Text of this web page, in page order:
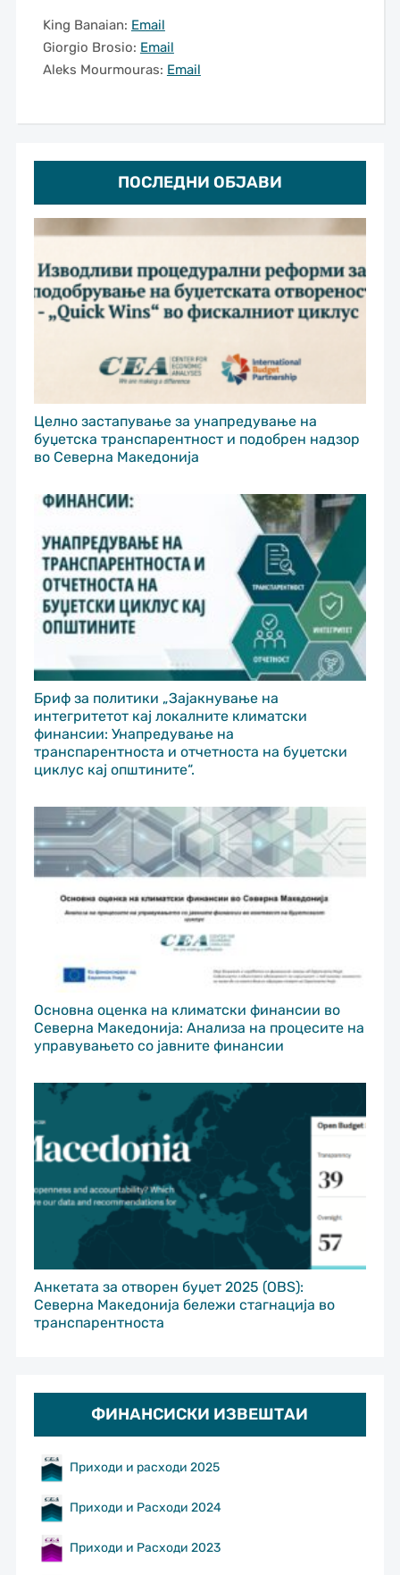
ПОСЛЕДНИ ОБЈАВИ
Целно застапување за унапредување на
буџетска транспарентност и подобрен надзор
во Северна Македонија
Бриф за политики „Зајакнување на
интегритетот кај локалните климатски
финансии: Унапредување на
транспарентноста и отчетноста на буџетски
циклус кај општините“.
Основна оценка на климатски финансии во
Северна Македонија: Анализа на процесите на
управувањето со јавните финансии
Анкетата за отворен буџет 2025 (OBS):
Северна Македонија бележи стагнација во
транспарентноста
ФИНАНСИСКИ ИЗВЕШТАИ
Приходи и расходи 2025
Приходи и Расходи 2024
Приходи и Расходи 2023
King Banaian: Email
Giorgio Brosio: Email
Aleks Mourmouras: Email